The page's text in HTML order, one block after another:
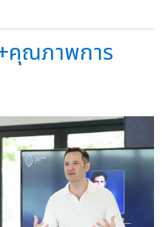
+คุณภาพการ